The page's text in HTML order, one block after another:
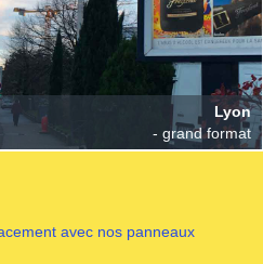
Lyon
- grand format
avec nos panneaux